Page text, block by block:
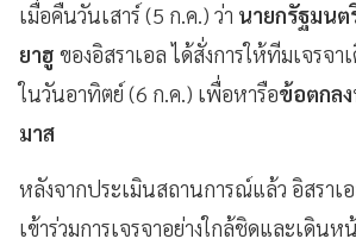
เมื่อคืนวันเสาร์ (5 ก.ค.) ว่า นายกรัฐมนต
ยาฮู ของอิสราเอล ได้สั่งการให้ทีมเจรจา
ในวันอาทิตย์ (6 ก.ค.) เพื่อหารือข้อตกล
มาส
หลังจากประเมินสถานการณ์แล้ว อิสราเ
เข้าร่วมการเจรจาอย่างใกล้ชิดและเดินห